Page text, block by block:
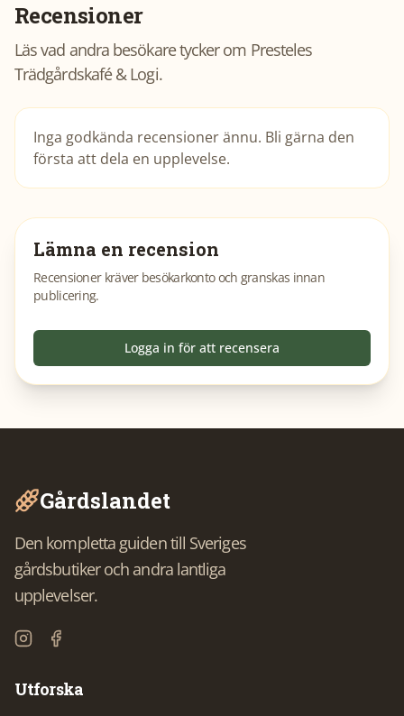
Recensioner
Läs vad andra besökare tycker om Presteles
Trädgårdskafé & Logi.
Inga godkända recensioner ännu. Bli gärna den
första att dela en upplevelse.
Lämna en recension
Recensioner kräver besökarkonto och granskas innan
publicering.
Logga in för att recensera
Gårdslandet
Den kompletta guiden till Sveriges
gårdsbutiker och andra lantliga
upplevelser.
Utforska